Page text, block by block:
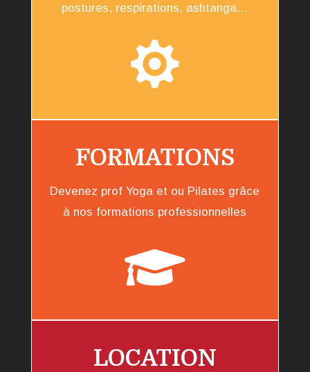
postures, respirations, ashtanga…

FORMATIONS
Devenez prof Yoga et ou Pilates grâce
à nos formations professionnelles

LOCATION